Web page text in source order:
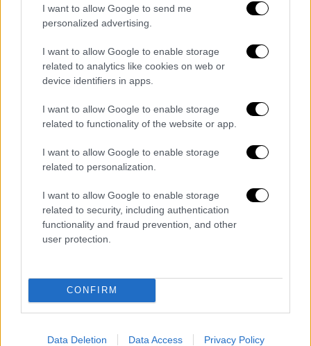
I want to allow Google to send me
personalized advertising.
I want to allow Google to enable storage
related to analytics like cookies on web or
device identifiers in apps.
I want to allow Google to enable storage
related to functionality of the website or app.
I want to allow Google to enable storage
related to personalization.
I want to allow Google to enable storage
related to security, including authentication
functionality and fraud prevention, and other
user protection.
CONFIRM
Data Deletion Data Access Privacy Policy
Σε απόσταση τεσσάρων λεπτών το διπλό
«χτύπημα» του Εγκέλαδου
Ελλάδα|01.02.2025 16:04
Σείονται οι Κυκλάδες: Νέος σεισμός
στην Ανάφη - Έντονη δραστηριότητα
στη Σαντορίνη